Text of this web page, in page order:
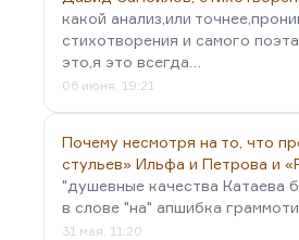
какой анализ,или
стихотворения и самого
это,я это всегда…
06 июня, 19:21
Почему несмотря на то, что
стульев» Ильфа и Петрова и
"душевные качества Катаева
в слове "на" апшибка
31 мая, 11:20